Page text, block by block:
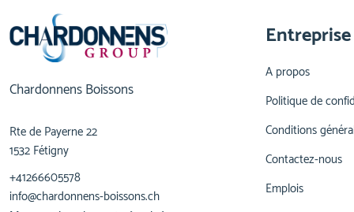
Chardonnens Boissons
Rte de Payerne 22
1532 Fétigny
+41266605578
info@chardonnens-boissons.ch
Entreprise
A propos
Politique de
Conditions
Contactez-nous
Emplois